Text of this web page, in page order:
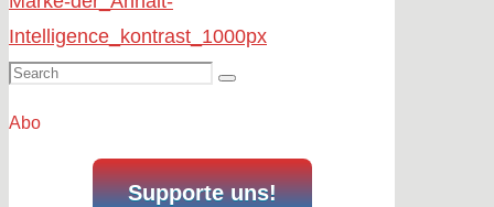
Search
Search
Abo
Supporte uns!